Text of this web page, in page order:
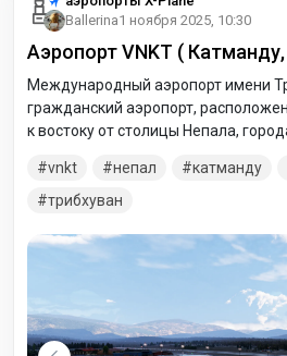
Ballerina1 ноября 2025, 10:30
Аэропорт VNKT (
Международный аэропорт имени
гражданский аэропорт,
к востоку от столицы Непала,
высоте 1338 метров над уровнем
одну взлётно-посадочную полосу:
назывался по местности, где
однако 15 июня 1955 года ему
скончавшегося незадолго до того
vnkt непал катманду
трибхуван